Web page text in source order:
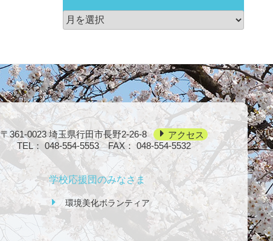
学校応援団のみなさま
環境美化ボランティア
〒361-0023埼玉県行田市長野2-26-8
アクセス
TEL：048-554-5553FAX： 048-554-5532